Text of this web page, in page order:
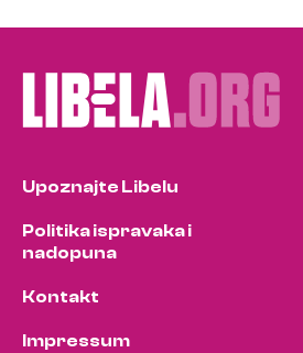
Upoznajte Libelu
Politika ispravaka i
nadopuna
Kontakt
Impressum